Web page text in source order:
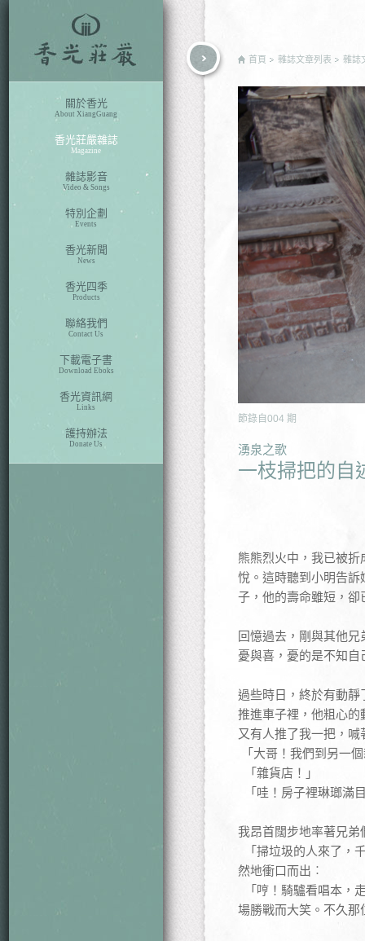
關於香光
About XiangGuang
香光莊嚴雜誌
Magazine
雜誌影音
Video & Songs
特別企劃
Events
香光新聞
News
香光四季
Products
聯絡我們
Contact Us
下載電子書
Download Eboks
香光資訊網
Links
護持辦法
Donate Us
首頁 雜誌文章列表 雜誌
節錄自 004 期
湧泉之歌
一枝掃把的自
熊熊烈火中，我已被
悅。這時聽到小明告
子，他的壽命雖短，
回憶過去，剛與其他
憂與喜，憂的是不知
過些時日，終於有動
推進車子裡，他粗心
又有人推了我一把，喊
「大哥！我們到另一
「雜貨店！」
「哇！房子裡琳瑯滿
我昂首闊步地率著兄
「掃垃圾的人來了，
然地衝口而出︰
「哼！騎驢看唱本，
場勝戰而大笑。不久